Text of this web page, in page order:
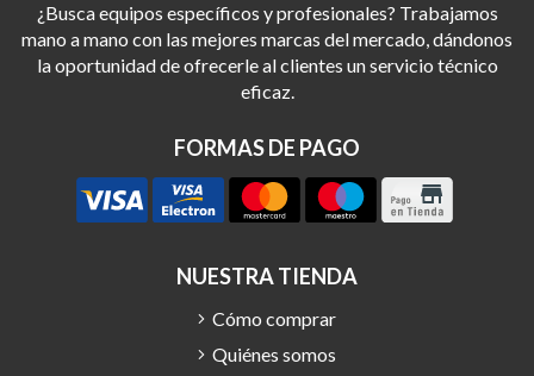
¿Busca equipos específicos y profesionales? Trabajamos
mano a mano con las mejores marcas del mercado, dándonos
la oportunidad de ofrecerle al clientes un servicio técnico
eficaz.
FORMAS DE PAGO
NUESTRA TIENDA
Cómo comprar
Quiénes somos